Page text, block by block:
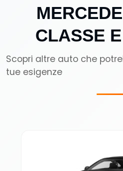
CLASSE
Scopri altre auto che
tue esigenze